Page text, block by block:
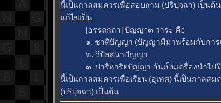
นี้เป็นกาลสมควรเพื่อสอบถาม (ปริปุ
ก้ไขเป็น
[อรรถกถา] ปัญญา๓ วาระ คือ
๑. ชาติปัญญา (ปัญญามีมาพร้อมกับการ
๒. วิปัสสนาปัญญา
๓. ปาริหาริยปัญญา อันเป็นเครื่องนำไปใน
นี้เป็นกาลสมควรเพื่อเรียน (อุเทศ) นี้เป็นกาลสม
(ปริปุจฉา) เป็นต้น